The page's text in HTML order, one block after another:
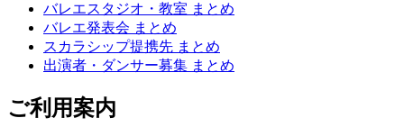
バレエスタジオ・教室 まとめ
バレエ発表会 まとめ
スカラシップ提携先 まとめ
出演者・ダンサー募集 まとめ
ご利用案内